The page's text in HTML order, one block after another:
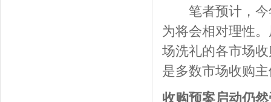
笔者预计，今
为将会相对理性
场洗礼的各市场
是多数市场收购
收购预案启动仍